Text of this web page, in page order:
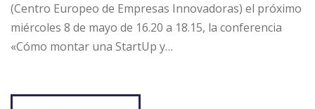
(Centro Europeo de Empresas Innovadoras) el próximo
miércoles 8 de mayo de 16.20 a 18.15, la conferencia
«Cómo montar una StartUp y…